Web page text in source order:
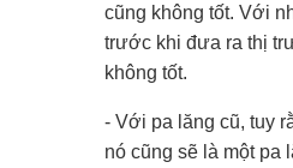
cũng không tốt. Với
trước khi đưa ra thị
không tốt.
- Với pa lăng cũ, tuy
nó cũng sẽ là một pa